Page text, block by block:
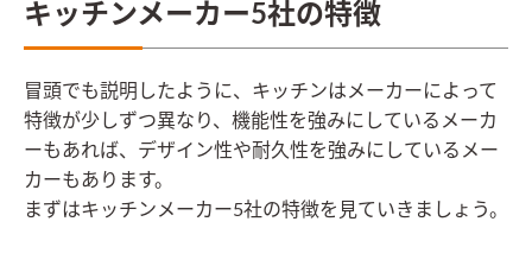
キッチンメーカー5社の特徴
冒頭でも説明したように、キッチンはメーカーによって
特徴が少しずつ異なり、機能性を強みにしているメーカ
ーもあれば、デザイン性や耐久性を強みにしているメー
カーもあります。
まずはキッチンメーカー5社の特徴を見ていきましょう。